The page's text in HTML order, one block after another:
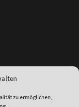
zu ermöglichen,